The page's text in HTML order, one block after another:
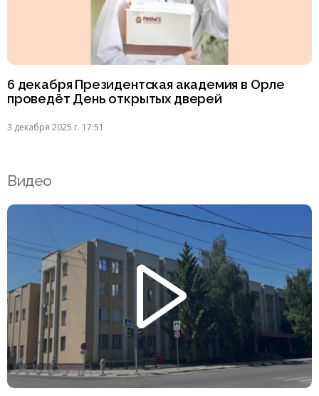
6 декабря Президентская академия в Орле
проведёт День открытых дверей
3 декабря 2025 г. 17:51
Видео